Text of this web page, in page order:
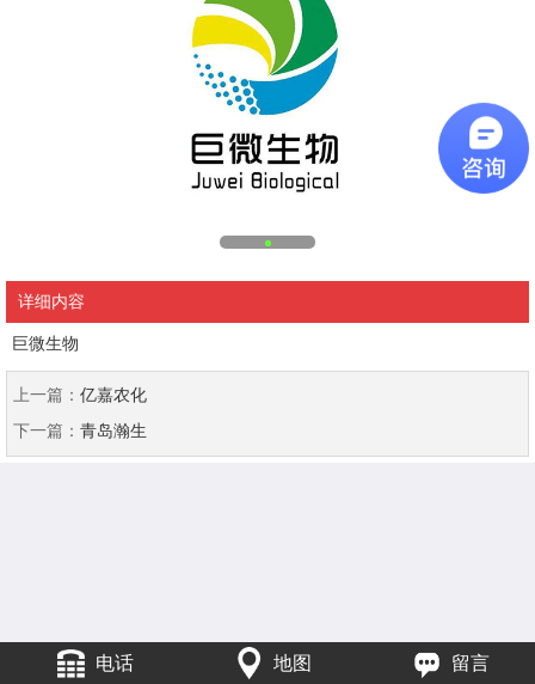
详细内容
巨微生物
上一篇： 亿嘉农化
下一篇： 青岛瀚生
电话 地图 留言